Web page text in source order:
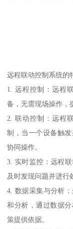
远程联动控制系统的
1. 远程控制：远程
备，无需现场操作，
2. 联动控制：远程
制，当一个设备触
协同操作。
3. 实时监控：远程
及时发现问题并进行
4. 数据采集与分析
和分析，通过数据
策提供依据。